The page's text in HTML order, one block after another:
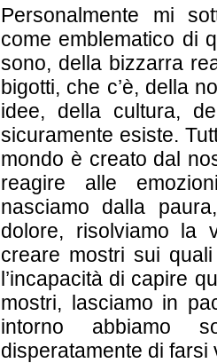
Personalmente mi
come emblematico di
sono, della bizzarra
bigotti, che c’è, della
idee, della cultura,
sicuramente esiste.
mondo è creato dal
reagire alle
nasciamo dalla
dolore, risolviamo la
creare mostri sui
l’incapacità di capire
mostri, lasciamo in
intorno abbiamo
disperatamente di farsi